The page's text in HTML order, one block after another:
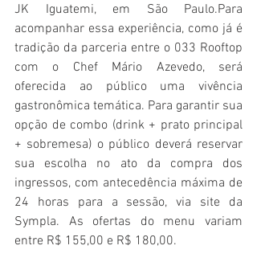
JK Iguatemi, em São Paulo.Para
acompanhar essa experiência, como já é
tradição da parceria entre o 033 Rooftop
com o Chef Mário Azevedo, será
oferecida ao público uma vivência
gastronômica temática. Para garantir sua
opção de combo (drink + prato principal
+ sobremesa) o público deverá reservar
sua escolha no ato da compra dos
ingressos, com antecedência máxima de
24 horas para a sessão, via site da
Sympla. As ofertas do menu variam
entre R$ 155,00 e R$ 180,00.